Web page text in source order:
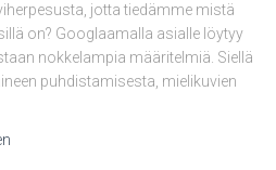
jotta tiedämme mistä
on? Googlaamalla asialle löytyy
nokkelampia määritelmiä. Siellä
puhdistamisesta, mielikuvien